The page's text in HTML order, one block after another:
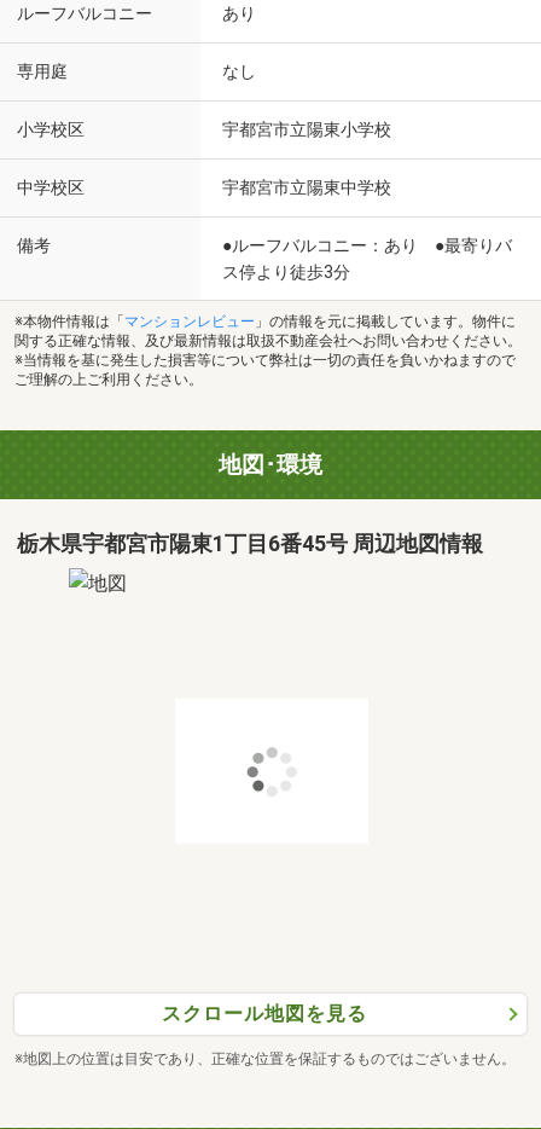
ルーフバルコニー あり
専用庭 なし
小学校区 宇都宮市立陽東小学校
中学校区 宇都宮市立陽東中学校
備考
●ルーフバルコニー：あり ●最寄りバ
ス停より徒歩3分
※本物件情報は「 マンションレビュー 」の情報を元に掲載しています。物件に
関する正確な情報、及び最新情報は取扱不動産会社へお問い合わせください。
※当情報を基に発生した損害等について弊社は一切の責任を負いかねますので
ご理解の上ご利用ください。
地図･環境
栃木県宇都宮市陽東1丁目6番45号 周辺地図情報
スクロール地図を見る
※地図上の位置は目安であり、正確な位置を保証するものではございません。